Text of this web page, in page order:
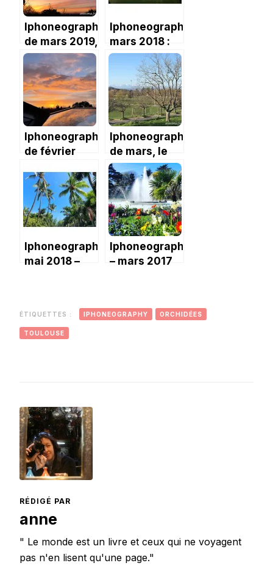
Iphoneography
de mars 2019,
le timide
printemps
Iphoneography
mars 2018 :
entièrement
toulousain!
Iphoneography
de février
parfait
Iphoneography
de mars, le
début du
confinement
Iphoneography
mai 2018 –
Iphoneography
– mars 2017
ÉTIQUETTES : IPHONEOGRAPHY ORCHIDÉES
TOULOUSE
RÉDIGÉ PAR
anne
" Le monde est un livre et ceux qui ne voyagent
pas n'en lisent qu'une page."